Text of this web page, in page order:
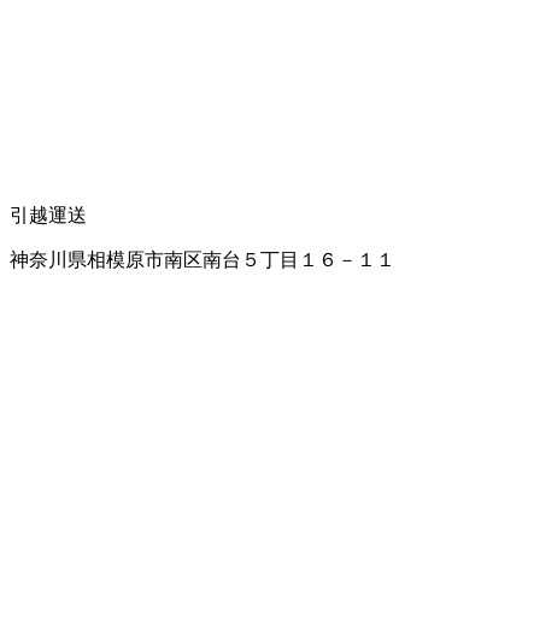
引越運送
神奈川県相模原市南区南台５丁目１６－１１